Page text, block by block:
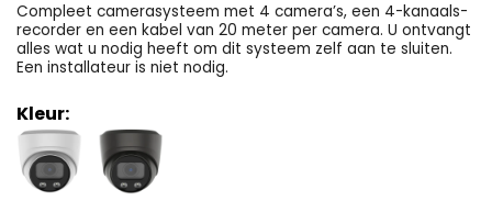
Compleet camerasysteem met 4 camera’s, een 4-kanaals-
recorder en een kabel van 20 meter per camera. U ontvangt
alles wat u nodig heeft om dit systeem zelf aan te sluiten.
Een installateur is niet nodig.
Kleur: